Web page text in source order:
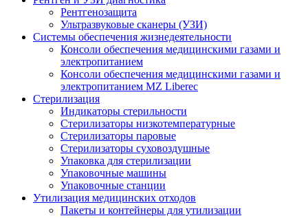
Рентгенозащита
Ультразвуковые сканеры (УЗИ)
Системы обеспечения жизнедеятельности
Консоли обеспечения медицинскими газами и
электропитанием
Консоли обеспечения медицинскими газами и
электропитанием MZ Liberec
Стерилизация
Индикаторы стерильности
Стерилизаторы низкотемпературные
Стерилизаторы паровые
Стерилизаторы суховоздушные
Упаковка для стерилизации
Упаковочные машины
Упаковочные станции
Утилизация медицинских отходов
Пакеты и контейнеры для утилизации